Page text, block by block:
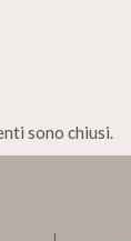
sono chiusi.